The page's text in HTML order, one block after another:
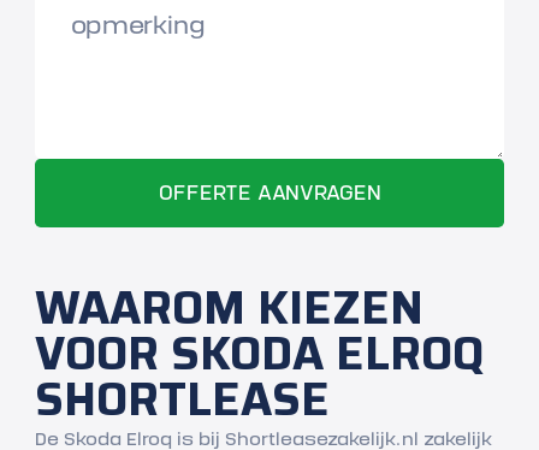
WAAROM KIEZEN
VOOR SKODA ELROQ
SHORTLEASE
De Skoda Elroq is bij Shortleasezakelijk.nl zakelijk